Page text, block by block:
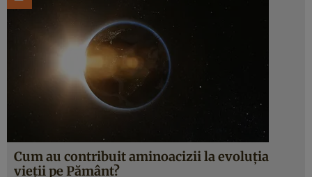
Cum au contribuit aminoacizii la evoluția
vieții pe Pământ?